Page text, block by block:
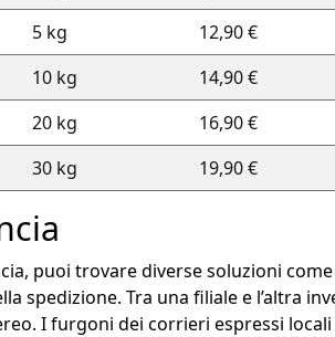
5 kg
12,90 €
10 kg
14,90 €
20 kg
16,90 €
30 kg 19,90 €
puoi trovare diverse soluzioni come
spedizione. Tra una filiale e l’altra
I furgoni dei corrieri espressi